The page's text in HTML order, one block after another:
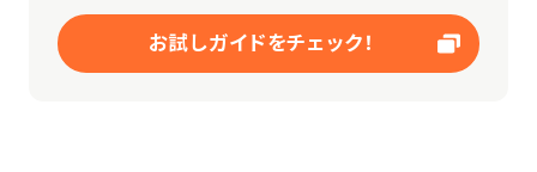
お試しガイドをチェック！